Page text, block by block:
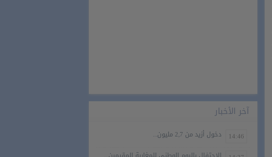
آخر الأخبار
14:46
دخول أزيد من 2,7 مليون...